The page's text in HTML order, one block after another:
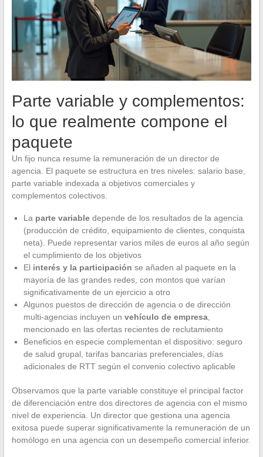
Parte variable y complementos:
lo que realmente compone el
paquete
Un fijo nunca resume la remuneración de un director de
agencia. El paquete se estructura en tres niveles: salario base,
parte variable indexada a objetivos comerciales y
complementos colectivos.
La parte variabledepende de los resultados de la agencia
(producción de crédito, equipamiento de clientes, conquista
neta). Puede representar varios miles de euros al año según
el cumplimiento de los objetivos
El interés y la participación se añaden al paquete en la
mayoría de las grandes redes, con montos que varían
significativamente de un ejercicio a otro
Algunos puestos de dirección de agencia o de dirección
multi-agencias incluyen un vehículo de empresa,
mencionado en las ofertas recientes de reclutamiento
Beneficios en especie complementan el dispositivo: seguro
de salud grupal, tarifas bancarias preferenciales, días
adicionales de RTT según el convenio colectivo aplicable
Observamos que la parte variable constituye el principal factor
de diferenciación entre dos directores de agencia con el mismo
nivel de experiencia. Un director que gestiona una agencia
exitosa puede superar significativamente la remuneración de un
homólogo en una agencia con un desempeño comercial inferior.